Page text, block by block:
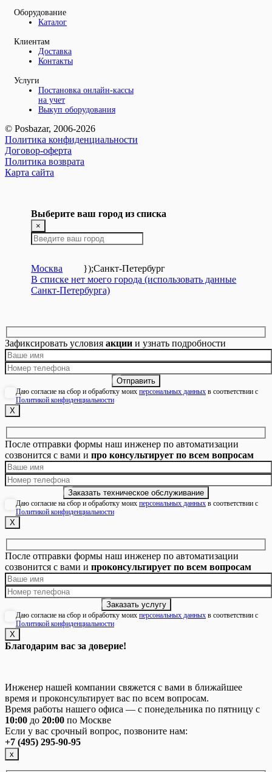
Оборудование
Каталог
Клиентам
Доставка
Контакты
Услуги
Постановка онлайн-кассы
на учет
Выкуп оборудования
© Posbazar, 2006-2026
Политика конфиденциальности
Договор-оферта
Политика возврата
Карта сайта
Выберите ваш город из списка
×
Москва });Санкт-Петербург
В списке нет моего города (использовать данные
Санкт-Петербурга)
Зафиксировать условия акции и узнать подробности
Даю согласие на сбор и обработку моих персональных данных в соответствии с
Политикой конфиденциальности
Х
После отправки формы наш инженер по автоматизации
созвонится с вами и про консультирует по всем вопросам
Даю согласие на сбор и обработку моих персональных данных в соответствии с
Политикой конфиденциальности
Х
После отправки формы наш инженер по автоматизации
созвонится с вами и проконсультирует по всем вопросам
Даю согласие на сбор и обработку моих персональных данных в соответствии с
Политикой конфиденциальности
Х
Благодарим вас за доверие!
Инженер нашей компании свяжется с вами в ближайшее
время и проконсультирует вас по всем вопросам.
Время работы нашего офиса — с понедельника по пятницу с
10:00 до 20:00 по Москве
Если у вас срочный вопрос, позвоните нам:
+7 (495) 295-90-95
х